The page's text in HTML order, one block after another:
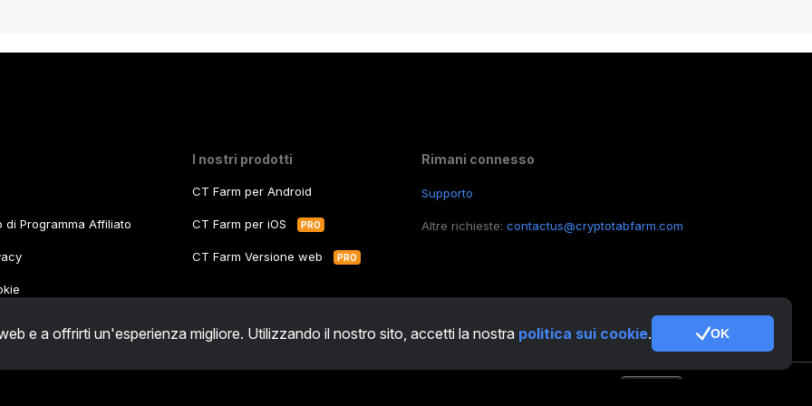
e a offrirti un'esperienza migliore. Utilizzando il nostro sito, accetti la nostra politica sui cookie. OK
di Programma Affiliato
I nostri prodotti
CT Farm per Android
CT Farm per iOS PRO
CT Farm Versione web PRO
Rimani connesso
Supporto
Altre richieste: contactus@cryptotabfarm.com